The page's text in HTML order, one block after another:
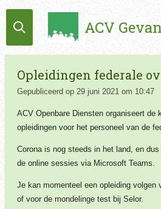
Ga
direct
de
hoofdinhoud
ACV
Opleidingen federale
Gepubliceerd op 29 juni 2021 om 10:47
ACV Openbare Diensten organiseert de
opleidingen voor het personeel van de
Corona is nog steeds in het land, en
de online sessies via Microsoft Teams.
Je kan momenteel een opleiding volgen
of voor de mondelinge test bij Selor.